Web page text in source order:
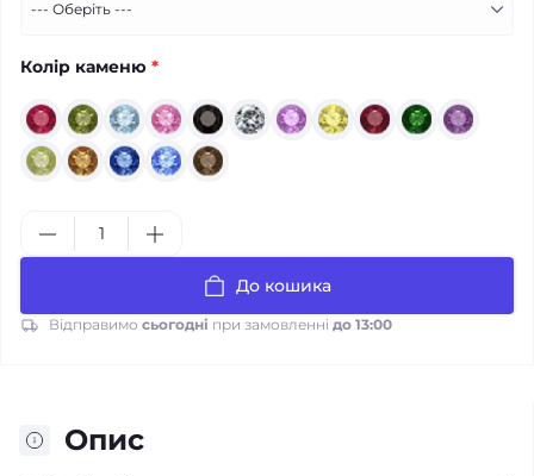
Колір каменю *
До кошика
Відправимо сьогодні при замовленні до 13:00
Опис